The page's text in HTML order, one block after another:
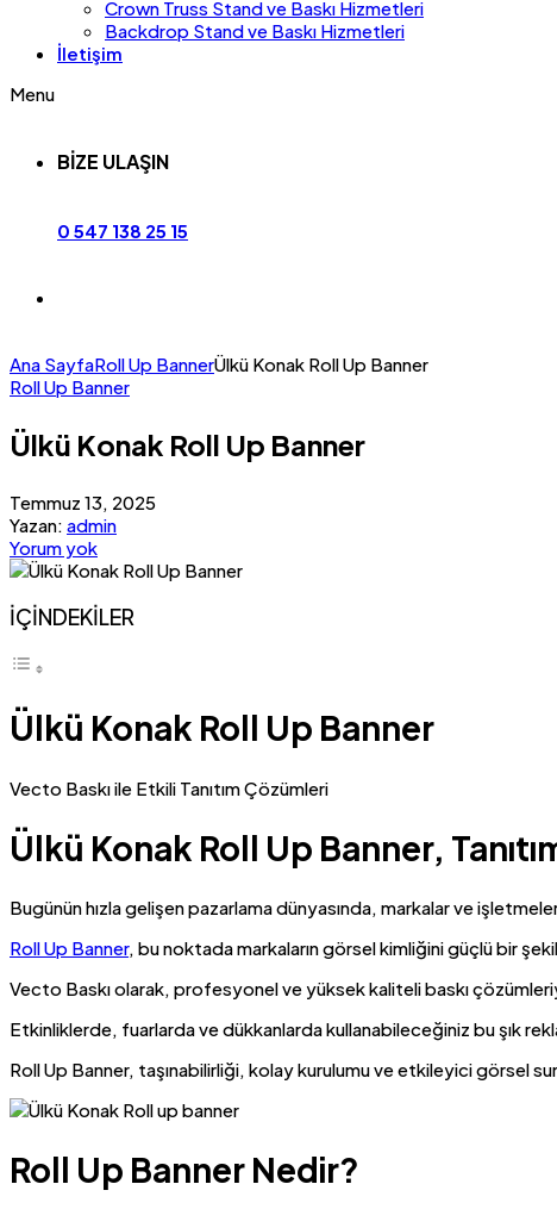
Crown Truss Stand ve Baskı Hizmetleri
Backdrop Stand ve Baskı Hizmetleri
İletişim
Menu
BİZE ULAŞIN
0 547 138 25 15
Ana SayfaRoll Up BannerÜlkü Konak Roll Up Banner
Roll Up Banner
Ülkü Konak Roll Up Banner
Temmuz 13, 2025
Yazan: admin
Yorum yok
İÇİNDEKİLER
Ülkü Konak Roll Up Banner
Vecto Baskı ile Etkili Tanıtım Çözümleri
Ülkü Konak Roll Up Banner,
Bugünün hızla gelişen pazarlama dünyasında, markalar ve
Roll Up Banner, bu noktada markaların görsel kimliğini güçlü bir
Vecto Baskı olarak, profesyonel ve yüksek kaliteli baskı
Etkinliklerde, fuarlarda ve dükkanlarda kullanabileceğiniz bu şık
Roll Up Banner, taşınabilirliği, kolay kurulumu ve etkileyici görsel
Roll Up Banner Nedir?